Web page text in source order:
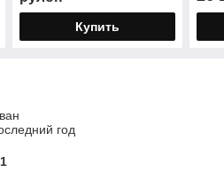
Купить
год